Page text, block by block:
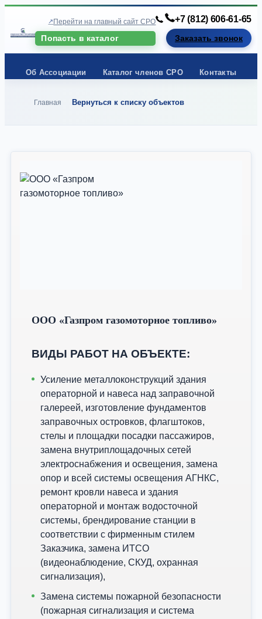
Перейти на главный сайт СРО
Попасть в каталог
+7 (812) 606-61-65
Заказать звонок
Об Ассоциации Каталог членов СРО Контакты
Главная Вернуться к списку объектов
ООО «Газпром газомоторное топливо»
ВИДЫ РАБОТ НА ОБЪЕКТЕ:
Усиление металлоконструкций здания
операторной и навеса над заправочной
галереей, изготовление фундаментов
заправочных островков, флагштоков,
стелы и площадки посадки пассажиров,
замена внутриплощадочных сетей
электроснабжения и освещения, замена
опор и всей системы освещения АГНКС,
ремонт кровли навеса и здания
операторной и монтаж водосточной
системы, брендирование станции в
соответствии с фирменным стилем
Заказчика, замена ИТСО
(видеонаблюдение, СКУД, охранная
сигнализация),
Замена системы пожарной безопасности
(пожарная сигнализация и система